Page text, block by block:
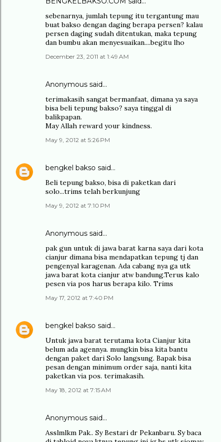
sebenarnya, jumlah tepung itu tergantung mau
buat bakso dengan daging berapa persen? kalau
persen daging sudah ditentukan, maka tepung
dan bumbu akan menyesuaikan....begitu lho
December 23, 2011 at 1:49 AM
Anonymous said…
terimakasih sangat bermanfaat, dimana ya saya
bisa beli tepung bakso? saya tinggal di
balikpapan.
May Allah reward your kindness.
May 9, 2012 at 5:26 PM
bengkel bakso said…
Beli tepung bakso, bisa di paketkan dari
solo...trims telah berkunjung
May 9, 2012 at 7:10 PM
Anonymous said…
pak gun untuk di jawa barat karna saya dari kota
cianjur dimana bisa mendapatkan tepung tj dan
pengenyal karagenan. Ada cabang nya ga utk
jawa barat kota cianjur atw bandung.Terus kalo
pesen via pos harus berapa kilo. Trims
May 17, 2012 at 7:40 PM
bengkel bakso said…
Untuk jawa barat terutama kota Cianjur kita
belum ada agennya. mungkin bisa kita bantu
dengan paket dari Solo langsung. Bapak bisa
pesan dengan minimum order saja, nanti kita
paketkan via pos. terimakasih.
May 18, 2012 at 7:15 AM
Anonymous said…
Asslmlkm Pak.. Sy Bestari dr Pekanbaru. Sy baca